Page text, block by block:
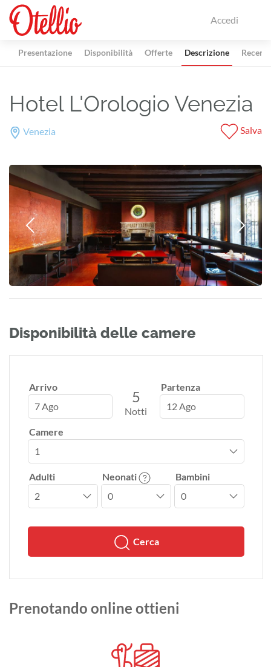
Accedi
Presentazione Disponibilità Offerte Descrizione
Hotel L'Orologio Venezia
Venezia Salva
Disponibilità delle camere
Arrivo
7 Ago
5
Notti
Partenza
12 Ago
Camere
Adulti Neonati Bambini
Cerca
Prenotando online ottieni